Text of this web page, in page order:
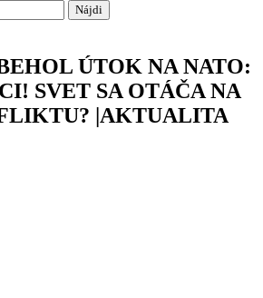
ÚTOK NA NATO:
SVET SA OTÁČA NA
|AKTUALITA